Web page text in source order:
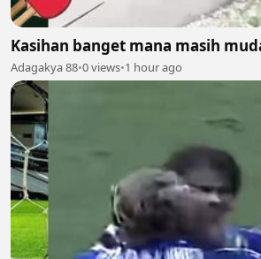
Kasihan banget mana masih
Adagakya 88•0 views•1 hour ago